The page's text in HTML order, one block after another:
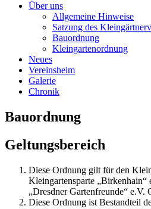
Über uns
Allgemeine Hinweise
Satzung des
Bauordnung
Kleingartenordnung
Neues
Vereinsheim
Galerie
Chronik
Bauordnung
Geltungsbereich
Diese Ordnung gilt für den
Kleingartensparte „Birkenhain“
„Dresdner Gartenfreunde“ e.V.
Diese Ordnung ist Bestandteil